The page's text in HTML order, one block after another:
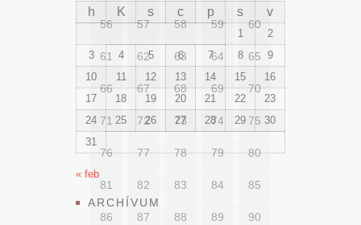
56 57 58 59 60
61 62 63 64 65
66 67 68 69 70
71 72 73 74 75
76 77 78 79 80
81 82 83 84 85
86 87 88 89 90
h K s c p s v
1
2
3
4 5 6 7 8
9
10
11 12 13 14 15
16
17
18 19 20 21 22
23
24
25 26 27 28 29
30
31
« feb
ARCHÍVUM